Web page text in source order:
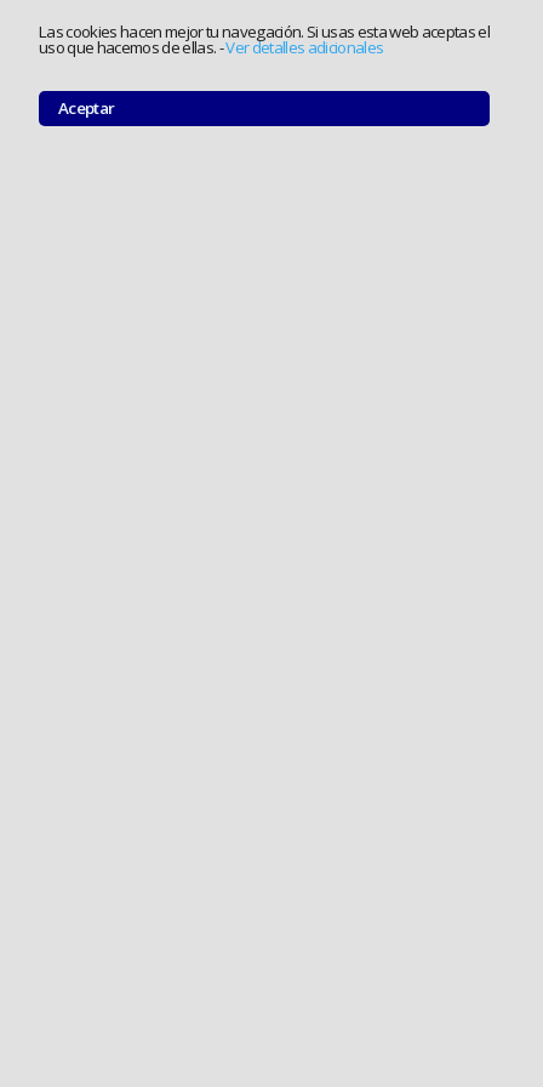
Las cookies hacen mejor tu navegación. Si usas esta web aceptas el
uso que hacemos de ellas.-Ver detalles adicionales
Aceptar